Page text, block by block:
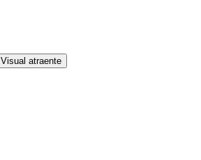
Visual atraente